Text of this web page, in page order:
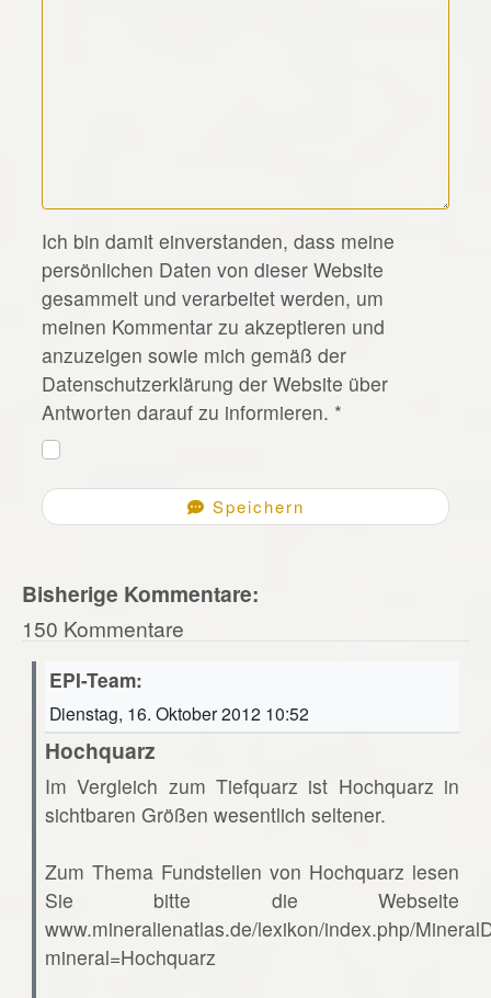
*
Ich bin damit einverstanden, dass meine
persönlichen Daten von dieser Website
gesammelt und verarbeitet werden, um
meinen Kommentar zu akzeptieren und
anzuzeigen sowie mich gemäß der
Datenschutzerklärung der Website über
Antworten darauf zu informieren. *
Speichern
Bisherige Kommentare:
150 Kommentare
EPI-Team:
Dienstag, 16. Oktober 2012 10:52
Hochquarz
Im Vergleich zum Tiefquarz ist Hochquarz in
sichtbaren Größen wesentlich seltener.
Zum Thema Fundstellen von Hochquarz lesen
Sie bitte die Webseite
www.mineralienatlas.de/lexikon/index.php/
mineral=Hochquarz